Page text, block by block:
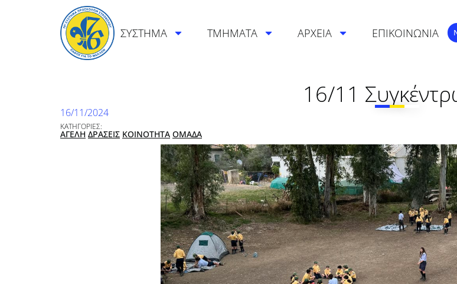
ΣΥΣΤΗΜΑ ΤΜΗΜΑΤΑ ΑΡΧΕΙΑ ΕΠΙΚΟΙΝΩΝΙΑ
16/11
16/11/2024
ΚΑΤΗΓΟΡΙΕΣ:
ΑΓΕΛΗ ΔΡΑΣΕΙΣ ΚΟΙΝΟΤΗΤΑ ΟΜΑΔΑ